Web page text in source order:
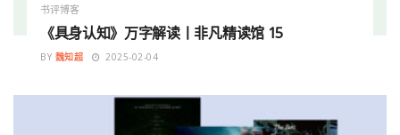
书评博客
《具身认知》万字解读丨非凡精读馆 15
BY 魏知超 2025-02-04